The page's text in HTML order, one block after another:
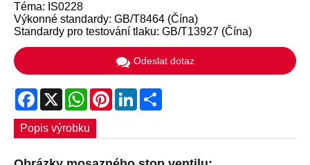
Téma: IS0228
Výkonné standardy: GB/T8464 (Čína)
Standardy pro testování tlaku: GB/T13927 (Čína)
Odeslat dotaz
Facebook
X WhatsApp
PinterestLinkedIn
Popis výrobku